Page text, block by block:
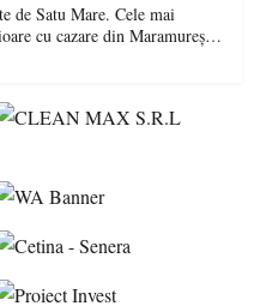
de Satu Mare. Cele mai
cu cazare din Maramureș,